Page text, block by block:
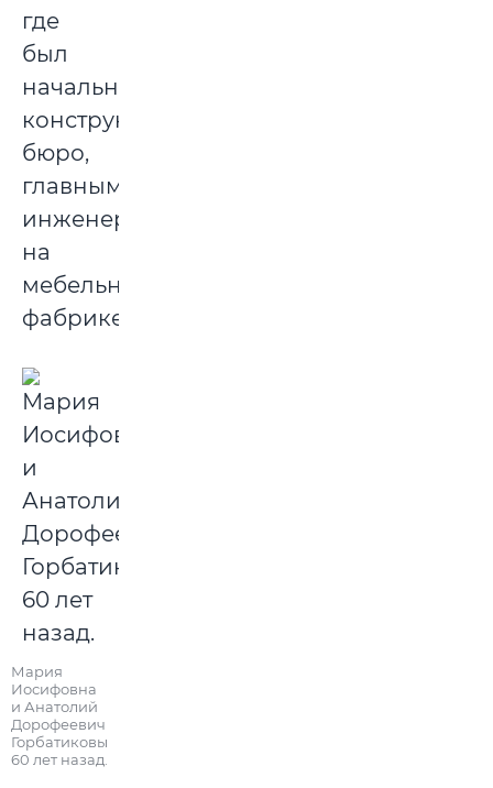
где
был
начальником
конструкторского
бюро,
главным
инженером
на
мебельной
фабрике.
Мария
Иосифовна
и Анатолий
Дорофеевич
Горбатиковы
60 лет назад.